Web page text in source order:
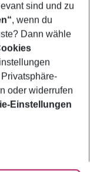
sind und zu
, wenn du
Dann wähle
oder widerrufen
Einstellungen